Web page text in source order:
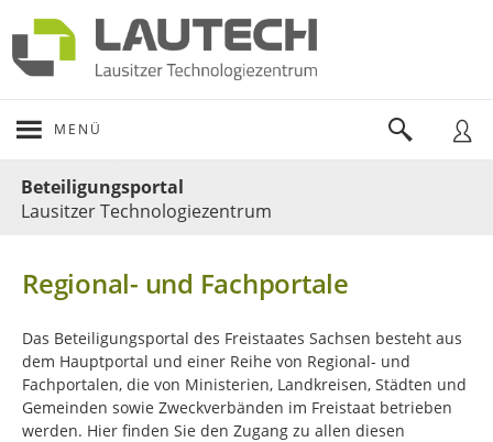
MENÜ
Beteiligungsportal
Lausitzer Technologiezentrum
Regional- und Fachportale
Das Beteiligungsportal des Freistaates Sachsen besteht aus
dem Hauptportal und einer Reihe von Regional- und
Fachportalen, die von Ministerien, Landkreisen, Städten und
Gemeinden sowie Zweckverbänden im Freistaat betrieben
werden. Hier finden Sie den Zugang zu allen diesen